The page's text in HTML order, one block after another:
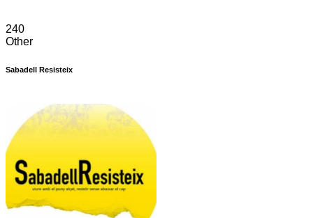
240
Other
Sabadell Resisteix